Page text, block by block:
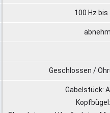
100 Hz bis
Geschlossen /
Gabelstück: